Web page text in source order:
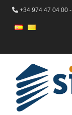
+34 974 47 04 00 -